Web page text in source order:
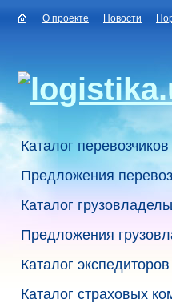
О проекте Новости
Каталог перевозчиков
Предложения
Каталог
Предложения
Каталог экспедиторов
Каталог страховых